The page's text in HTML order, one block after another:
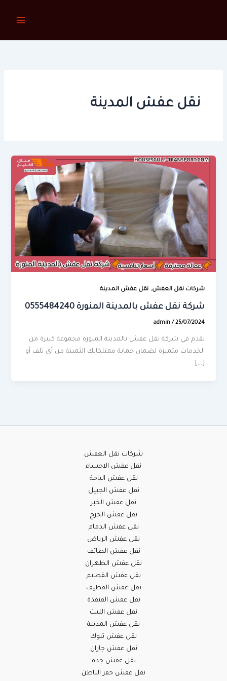
نقل عفش المدينة
شركات نقل العفش,نقل عفش المدينة
شركة نقل عفش بالمدينة المنورة 0555484240
admin/ 25/07/2024
نقدم في شركة نقل عفش بالمدينة المنورة مجموعة كبيرة من
الخدمات متميزة لضمان حماية ممتلكاتك الثمينة من أي تلف أو
[…]
شركات نقل العفش
نقل عفش الاحساء
نقل عفش الباحة
نقل عفش الجبيل
نقل عفش الخبر
نقل عفش الخرج
نقل عفش الدمام
نقل عفش الرياض
نقل عفش الطائف
نقل عفش الظهران
نقل عفش القصيم
نقل عفش القطيف
نقل عفش القنفذة
نقل عفش الليث
نقل عفش المدينة
نقل عفش تبوك
نقل عفش جازان
نقل عفش جدة
نقل عفش حفر الباطن